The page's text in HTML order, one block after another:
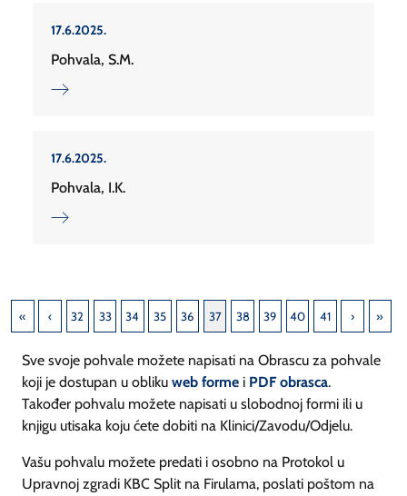
17.6.2025.
Pohvala, S.M.
17.6.2025.
Pohvala, I.K.
32 33 34 35 36 37 38 39 40 41
Sve svoje pohvale možete napisati na Obrascu za pohvale
koji je dostupan u obliku web forme i PDF obrasca.
Također pohvalu možete napisati u slobodnoj formi ili u
knjigu utisaka koju ćete dobiti na Klinici/Zavodu/Odjelu.
Vašu pohvalu možete predati i osobno na Protokol u
Upravnoj zgradi KBC Split na Firulama, poslati poštom na